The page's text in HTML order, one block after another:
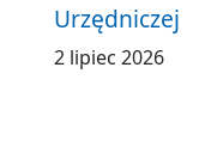
Urzędniczej
2 lipiec 2026